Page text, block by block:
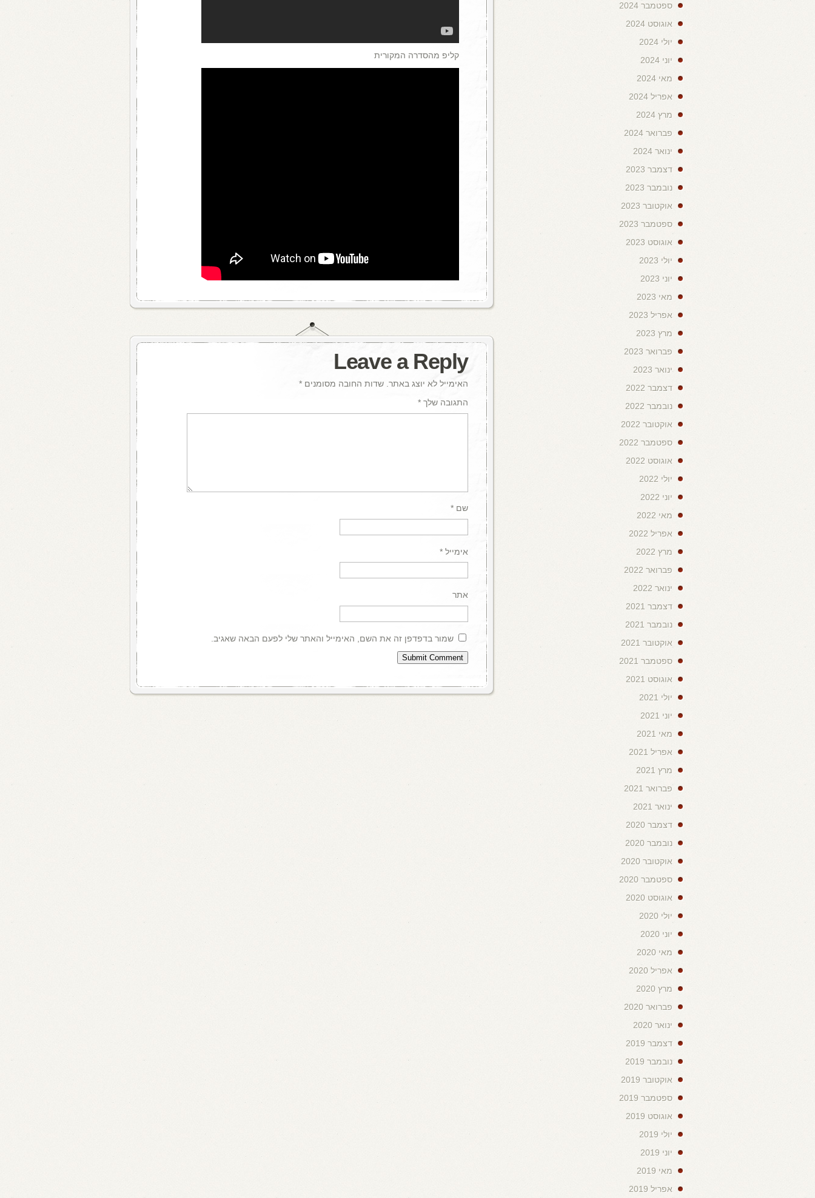
קליפ מהסדרה המקורית
Leave a Reply
האימייל לא יוצג באתר. שדות החובה מסומנים *
התגובה שלך *
שם *
אימייל *
אתר
שמור בדפדפן זה את השם, האימייל והאתר שלי לפעם הבאה שאגיב.
ספטמבר 2024
אוגוסט 2024
יולי 2024
יוני 2024
מאי 2024
אפריל 2024
מרץ 2024
פברואר 2024
ינואר 2024
דצמבר 2023
נובמבר 2023
אוקטובר 2023
ספטמבר 2023
אוגוסט 2023
יולי 2023
יוני 2023
מאי 2023
אפריל 2023
מרץ 2023
פברואר 2023
ינואר 2023
דצמבר 2022
נובמבר 2022
אוקטובר 2022
ספטמבר 2022
אוגוסט 2022
יולי 2022
יוני 2022
מאי 2022
אפריל 2022
מרץ 2022
פברואר 2022
ינואר 2022
דצמבר 2021
נובמבר 2021
אוקטובר 2021
ספטמבר 2021
אוגוסט 2021
יולי 2021
יוני 2021
מאי 2021
אפריל 2021
מרץ 2021
פברואר 2021
ינואר 2021
דצמבר 2020
נובמבר 2020
אוקטובר 2020
ספטמבר 2020
אוגוסט 2020
יולי 2020
יוני 2020
מאי 2020
אפריל 2020
מרץ 2020
פברואר 2020
ינואר 2020
דצמבר 2019
נובמבר 2019
אוקטובר 2019
ספטמבר 2019
אוגוסט 2019
יולי 2019
יוני 2019
מאי 2019
אפריל 2019